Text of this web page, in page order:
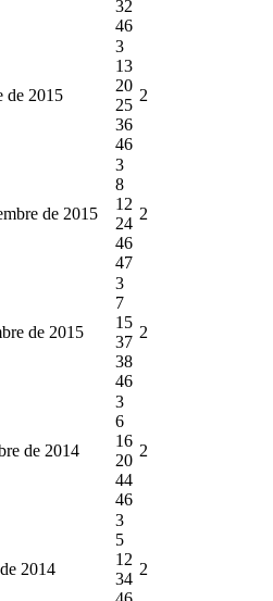
32
46
de 2015
3
13
20
25
36
46
2
de 2015
3
8
12
24
46
47
2
de 2015
3
7
15
37
38
46
2
de 2014
3
6
16
20
44
46
2
2014
3
5
12
34
2